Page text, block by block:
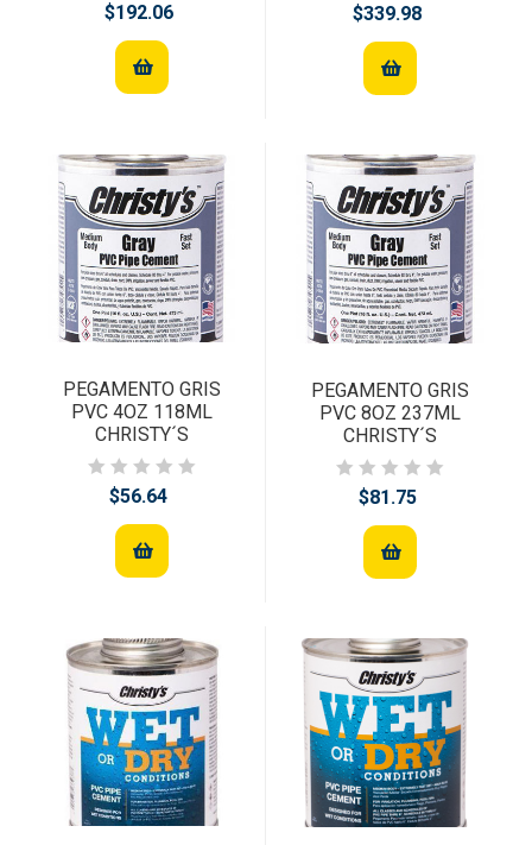
$192.06 $339.98
PEGAMENTO GRIS
PVC 4OZ 118ML
CHRISTY´S
$56.64
PEGAMENTO GRIS
PVC 8OZ 237ML
CHRISTY´S
$81.75